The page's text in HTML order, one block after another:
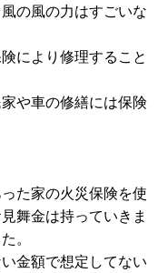
の風の力はすごいな
により修理すること
や車の修繕には保険
た家の火災保険を使
舞金は持っていきま
。
金額で想定してない